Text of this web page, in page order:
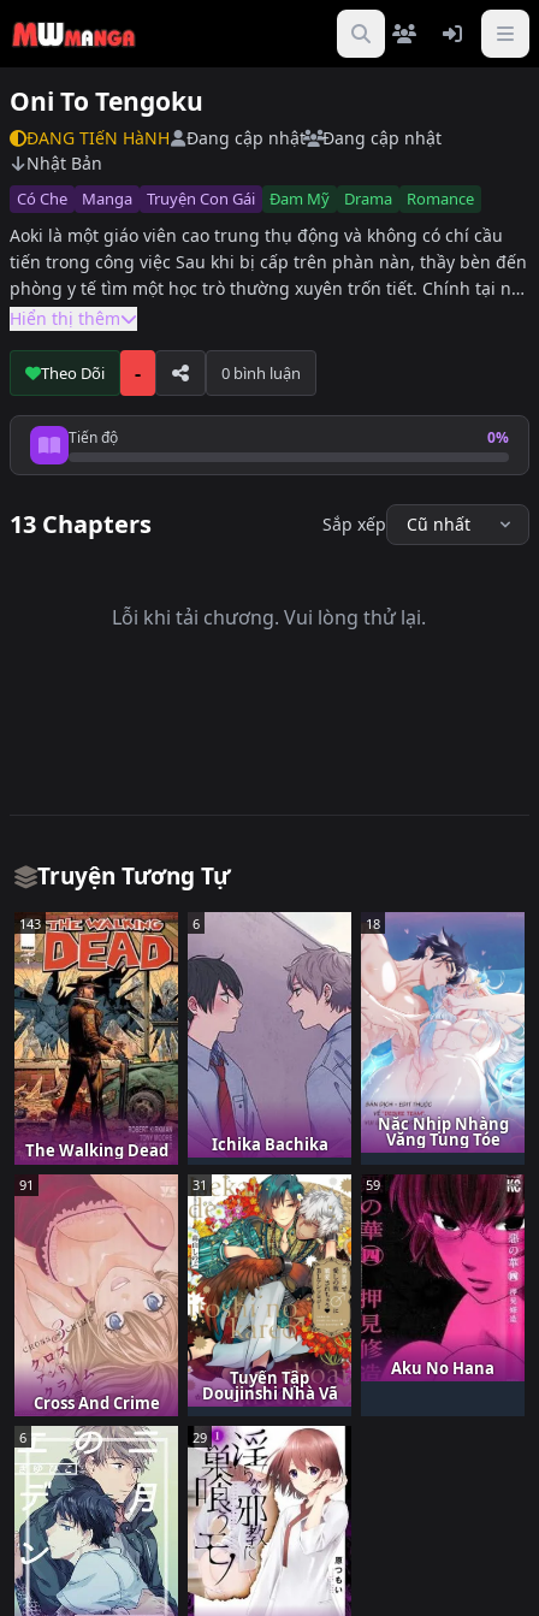
Oni To Tengoku
ĐANG TIếN HàNH Đang cập nhật
Đang cập nhật
Nhật Bản
Có Che Manga Truyện Con Gái Đam Mỹ Drama Romance
Aoki là một giáo viên cao trung thụ động và không có chí cầu
tiến trong công việc Sau khi bị cấp trên phàn nàn, thầy bèn đến
phòng y tế tìm một học trò thường xuyên trốn tiết. Chính tại nơi
đó, thầy và y sĩ Tengoku nói chuyện lần đầu tiên, cũng chính
luôn trưng ra ở trường học. Dù bị Aoki nói ngay trước mặt rằng
thầy ghét Tengoku, nhưng anh vẫn thú nhận rằng mình “đã
luôn nhìn về phía thầy ngay từ những ngày đầu về trường làm
việc”. Ngay sau khi được “khen” là con người “ngây thơ trong
sáng” thì thầy Aoki đã bị Tengoku nhào tới cưỡng hôn… Y sĩ
biến thái x Thầy giáo ngây thơ thụ động. Cái gì đang chờ đợi
thầy Aoki ở phía trước đây? Thiên đường hay địa ngục? PS: Tên
bộ này cũng là một cách chơi chữ, tên của Aoki có bộ Quỷ (oni),
quốc (tengoku) tức thiên đàng
Hiển thị thêm
Theo Dõi - 0 bình luận
Tiến độ 0%
Tiến độ đọc
13 Chapters Sắp xếp
Lỗi khi tải chương. Vui lòng thử lại.
Truyện Tương Tự
143
The Walking Dead
6
Ichika Bachika
18
Nắc Nhịp Nhàng
Văng Tung Tóe
91
Cross And Crime
31
Tuyển Tập
Doujinshi Nhà Vã
59
Aku No Hana
6 29